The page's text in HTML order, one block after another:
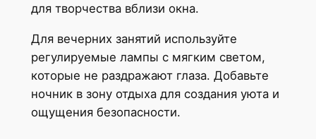
для творчества вблизи окна.
Для вечерних занятий используйте
регулируемые лампы с мягким светом,
которые не раздражают глаза. Добавьте
ночник в зону отдыха для создания уюта и
ощущения безопасности.